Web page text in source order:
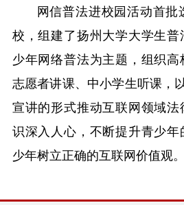
网信普法进校园活动首批
校，组建了扬州大学大学生
少年网络普法为主题，组织
志愿者讲课、中小学生听课，
宣讲的形式推动互联网领域
识深入人心，不断提升青少
少年树立正确的互联网价值观。